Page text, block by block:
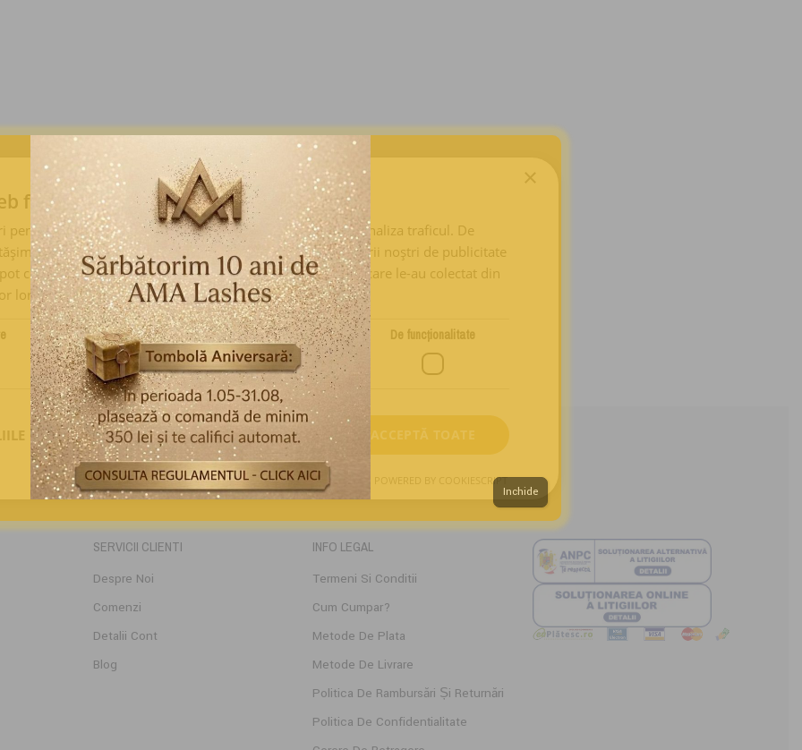
SERVICII CLIENTI
Despre Noi
Comenzi
Detalii Cont
Blog
INFO LEGAL
Termeni Si Conditii
Cum Cumpar?
Metode De Plata
Metode De Livrare
Politica De Rambursări Și Returnări
Politica De Confidențialitate
Inchide
×
folosește cookie-uri
pentru a personaliza conținutul, reclamele și pentru a ne analiza traficul. De
informații despre utilizarea site-ului nostru cu partenerii noștri de publicitate
combina cu alte informații pe care le-ați furnizat sau pe care le-au colectat din
lor.Politica de confidențialitate
De performanță De targetare De funcţionalitate
ACCEPTĂ TOATE
REFUZĂ TOT
POWERED BY COOKIESCRIPT